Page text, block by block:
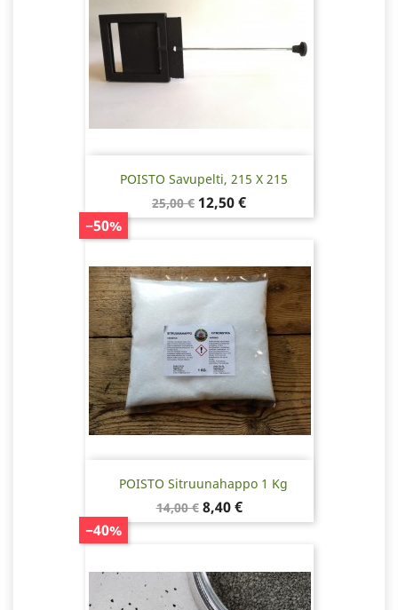
POISTO Savupelti, 215 X 215
Normaalihinta
25,00 €
−50%
Hinta
12,50 €
POISTO Sitruunahappo 1 Kg
Normaalihinta
14,00 €
−40%
Hinta
8,40 €